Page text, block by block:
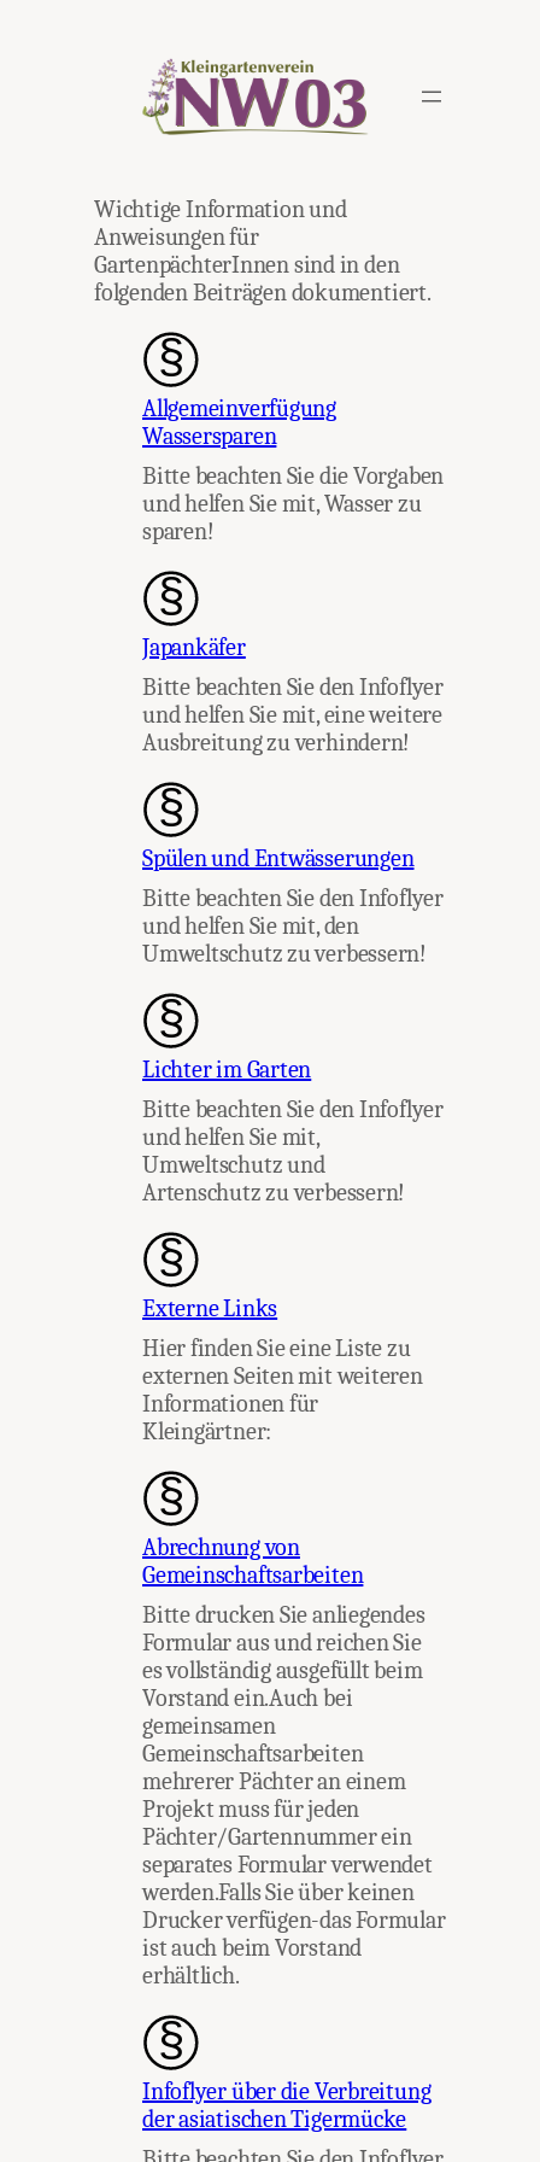
Wichtige Information und
Anweisungen für
GartenpächterInnen sind in den
folgenden Beiträgen dokumentiert.
Allgemeinverfügung
Wassersparen
Bitte beachten Sie die Vorgaben
und helfen Sie mit, Wasser zu
sparen!
Japankäfer
Bitte beachten Sie den Infoflyer
und helfen Sie mit, eine weitere
Ausbreitung zu verhindern!
Spülen und Entwässerungen
Bitte beachten Sie den Infoflyer
und helfen Sie mit, den
Umweltschutz zu verbessern!
Lichter im Garten
Bitte beachten Sie den Infoflyer
und helfen Sie mit,
Umweltschutz und
Artenschutz zu verbessern!
Externe Links
Hier finden Sie eine Liste zu
externen Seiten mit weiteren
Informationen für
Kleingärtner:
Abrechnung von
Gemeinschaftsarbeiten
Bitte drucken Sie anliegendes
Formular aus und reichen Sie
es vollständig ausgefüllt beim
Vorstand ein.Auch bei
gemeinsamen
Gemeinschaftsarbeiten
mehrerer Pächter an einem
Projekt muss für jeden
Pächter/Gartennummer ein
separates Formular verwendet
werden.Falls Sie über keinen
Drucker verfügen-das Formular
ist auch beim Vorstand
erhältlich.
Infoflyer über die Verbreitung
der asiatischen Tigermücke